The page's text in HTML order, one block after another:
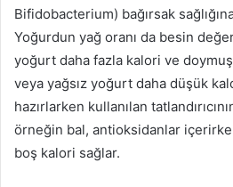
Bifidobacterium) bağırsak
Yoğurdun yağ oranı da besin
yoğurt daha fazla kalori ve
veya yağsız yoğurt daha düşük
hazırlarken kullanılan
örneğin bal, antioksidanlar
boş kalori sağlar.